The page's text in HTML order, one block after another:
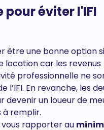
éviter l'IFI
être une bonne option
location car les revenus
professionnelle ne
l’IFI. En revanche, les
devenir un loueur de
à remplir.
rapporter au